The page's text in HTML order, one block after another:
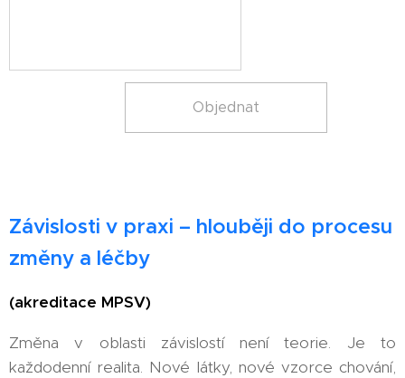
Objednat
Závislosti v praxi – hlouběji do procesu
změny a léčby
(akreditace MPSV)
Změna v oblasti závislostí není teorie. Je to
každodenní realita. Nové látky, nové vzorce chování,